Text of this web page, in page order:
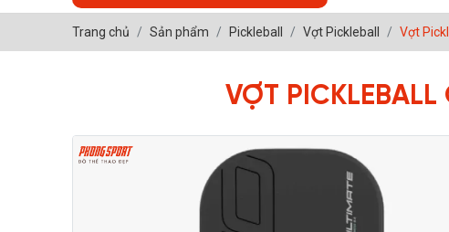
Trang chủ Sản phẩm Pickleball Vợt Pickleball Vợt
VỢT PICKLEBALL